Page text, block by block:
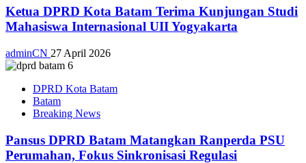
Ketua DPRD Kota Batam Terima Kunjungan Studi
Mahasiswa Internasional UII Yogyakarta
adminCN 27 April 2026
DPRD Kota Batam
Batam
Breaking News
Pansus DPRD Batam Matangkan Ranperda PSU
Perumahan, Fokus Sinkronisasi Regulasi